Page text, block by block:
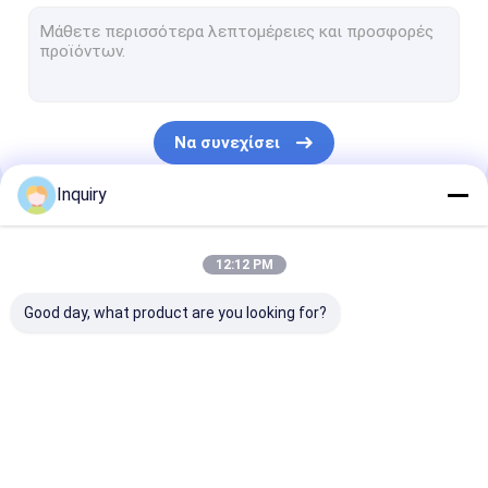
Φορητό καταφύγιο έκτακτης ανάγκης
Προκατασκευασμένο μικροσκοπικό σπίτι
Προκατασκευασμένο σπίτι
Να συνεχίσει
Οι Κατηγορίες Μας
Inquiry
12:12 PM
Good day, what product are you looking for?